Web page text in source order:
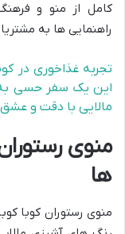
کامل از منو و
راهنمایی ها به
تجربه غذاخوری در
این یک سفر حسی
مالایی با دقت و
منوی
ها